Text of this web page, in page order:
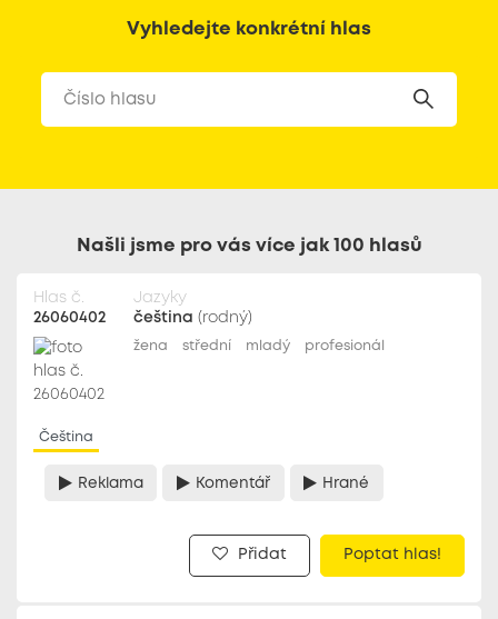
Vyhledejte konkrétní hlas
Našli jsme pro vás více jak 100 hlasů
Hlas č.
26060402
Jazyky
čeština (rodný)
žena střední mladý profesionál
Čeština
Reklama Komentář Hrané
Přidat Poptat hlas!